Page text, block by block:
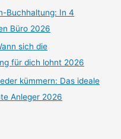
Buchhaltung: In 4
Büro 2026
sich die
für dich lohnt 2026
kümmern: Das ideale
Anleger 2026